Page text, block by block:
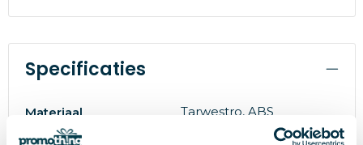
Specificaties
Materiaal Tarwestro, ABS